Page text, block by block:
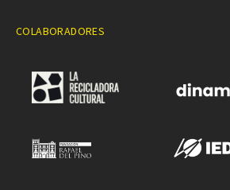
COLABORADORES